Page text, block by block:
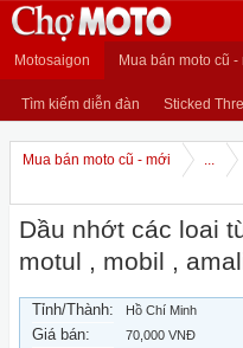
Motosaigon Mua bán moto cũ -
Tìm kiếm diễn đàn Sticked
Mua bán moto cũ - mới
...
Dầu nhớt các loai
motul , mobil ,
Tỉnh/Thành: Hồ Chí Minh
Giá bán: 70,000 VNĐ